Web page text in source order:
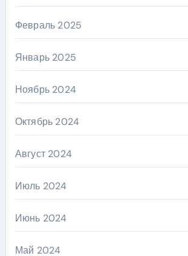
Февраль 2025
Январь 2025
Ноябрь 2024
Октябрь 2024
Август 2024
Июль 2024
Июнь 2024
Май 2024